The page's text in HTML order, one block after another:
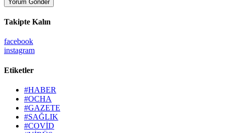
Takipte Kalın
facebook
instagram
Etiketler
#HABER
#OCHA
#GAZETE
#SAĞLIK
#COVİD